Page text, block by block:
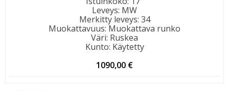
Leveys: MW
Merkitty leveys: 34
Muokattavuus: Muokattava runko
Väri: Ruskea
Kunto: Käytetty
1090,00 €